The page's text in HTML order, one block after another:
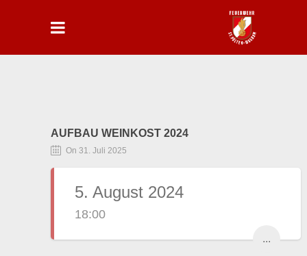
AUFBAU WEINKOST 2024
On 31. Juli 2025
5. August 2024
18:00
...